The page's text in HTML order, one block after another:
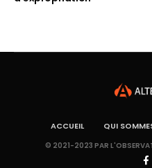
ACCUEIL QUI
© 2021-2023 PAR